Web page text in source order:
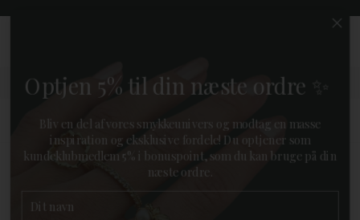
0
ved køb over 499,-
ROSEFIELD » ROSEFIELD SMYKKER
Optjen 5% til din næste ordre ✨
Bliv en del af vores smykkeunivers og modtag en masse
inspiration og eksklusive fordele! Du optjener som
kundeklubmedlem 5% i bonuspoint, som du kan bruge på din
næste ordre.